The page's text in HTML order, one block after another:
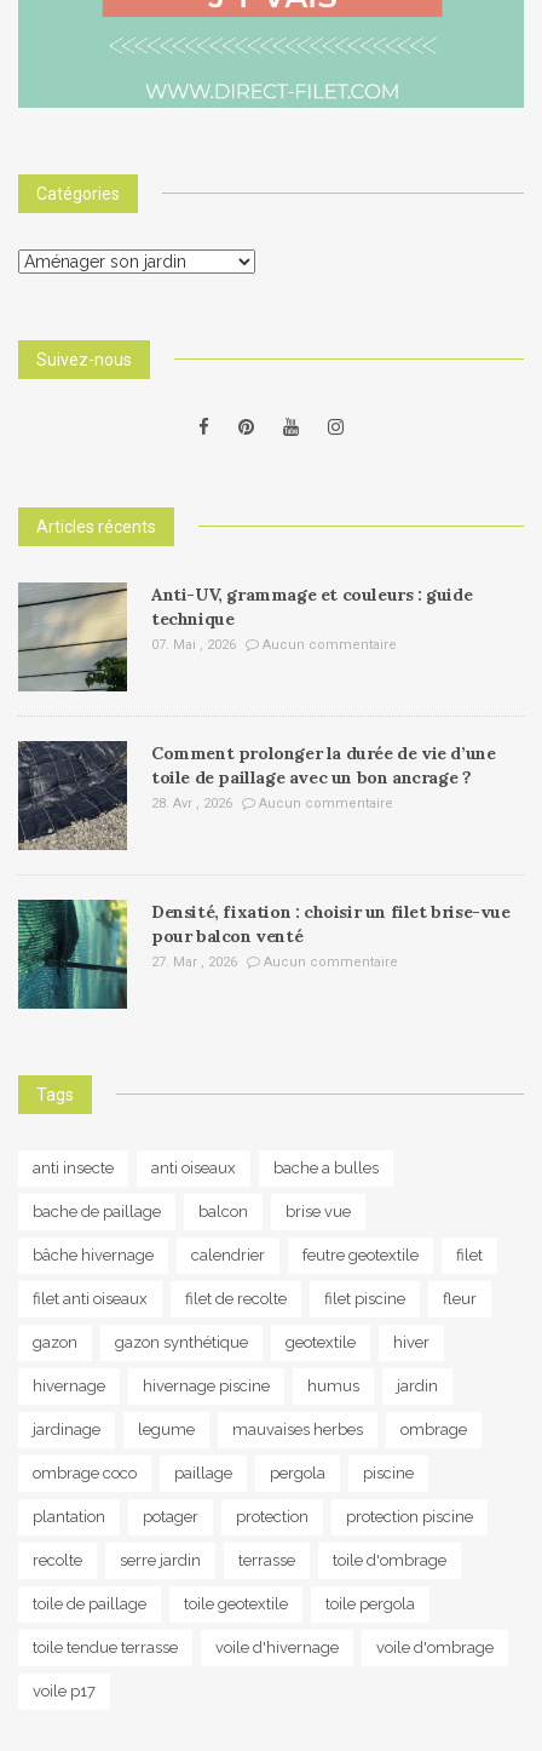
Catégories
Catégories
Suivez-nous
Articles récents
Anti-UV, grammage et couleurs : guide
technique
07. Mai , 2026 Aucun commentaire
Comment prolonger la durée de vie d’une
toile de paillage avec un bon ancrage ?
28. Avr , 2026 Aucun commentaire
Densité, fixation : choisir un filet brise-vue
pour balcon venté
27. Mar , 2026 Aucun commentaire
Tags
anti insecte anti oiseaux bache a bulles
bache de paillage balcon brise vue
bâche hivernage calendrier feutre geotextile filet
filet anti oiseaux filet de recolte filet piscine fleur
gazon gazon synthétique geotextile hiver
hivernage hivernage piscine humus jardin
jardinage legume mauvaises herbes ombrage
ombrage coco paillage pergola piscine
plantation potager protection protection piscine
recolte serre jardin terrasse toile d'ombrage
toile de paillage toile geotextile toile pergola
toile tendue terrasse voile d'hivernage voile d'ombrage
voile p17